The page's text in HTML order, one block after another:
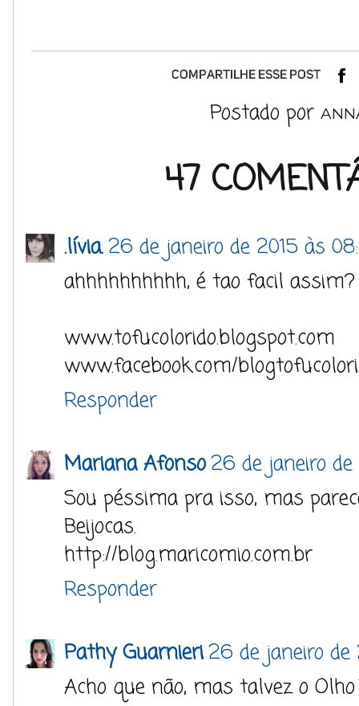
Postado por
47
.lívia.26 de janeiro de 2015 às
ahhhhhhhhhh, é tao facil
www.tofucolorido.blogspot.com
www.facebook.com/
Responder
Mariana Afonso26 de janeiro de
Sou péssima pra isso, mas
Beijocas.
http://blog.maricomio.com.br
Responder
Pathy Guarnieri26 de janeiro
Acho que não, mas talvez o